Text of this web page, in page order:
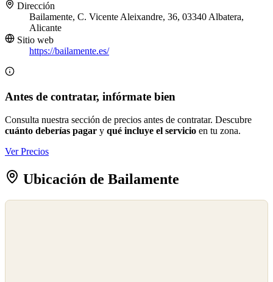
Dirección
Bailamente, C. Vicente Aleixandre, 36, 03340 Albatera,
Alicante
Sitio web
https://bailamente.es/
Antes de contratar, infórmate bien
Consulta nuestra sección de precios antes de contratar. Descubre
cuánto deberías pagar y qué incluye el servicio en tu zona.
Ver Precios
Ubicación de Bailamente